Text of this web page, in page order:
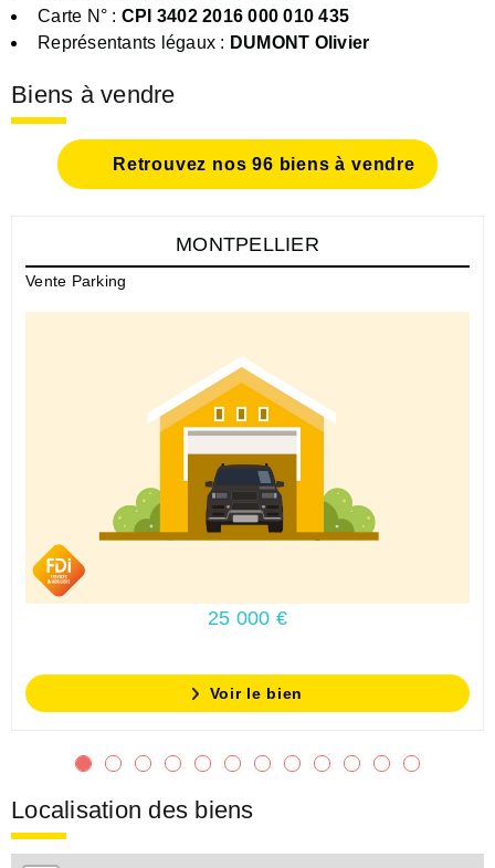
Carte N° : CPI 3402 2016 000 010 435
Représentants légaux : DUMONT Olivier
Biens à vendre
Retrouvez nos 96 biens à vendre
MONTPELLIER
Vente Parking
25 000 €
Voir le bien
Localisation des biens